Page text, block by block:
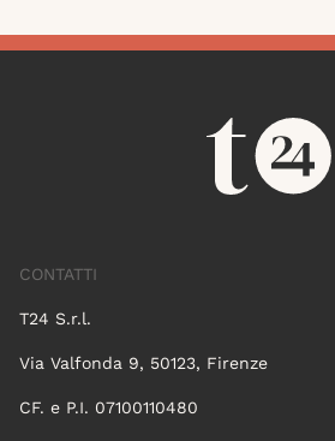
CONTATTI
T24 S.r.l.
Via Valfonda 9, 50123, Firenze
CF. e P.I. 07100110480